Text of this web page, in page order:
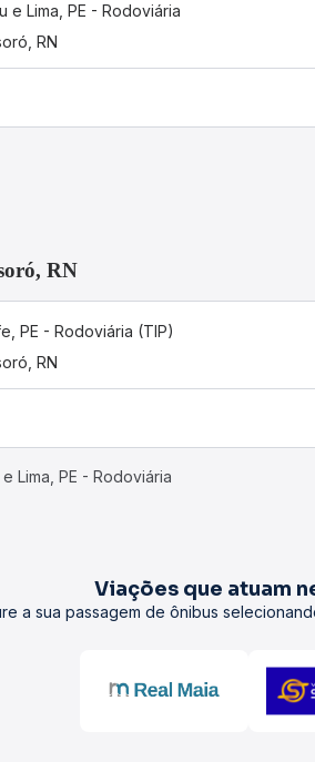
e Lima, PE - Rodoviária
RN
RN
PE - Rodoviária (TIP)
RN
Lima, PE - Rodoviária
Viações que atuam
a sua passagem de ônibus